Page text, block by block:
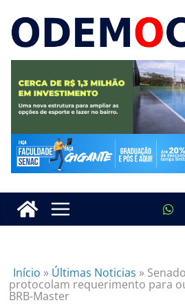
Início » Últimas Noticias »
protocolam requerimento para
BRB-Master